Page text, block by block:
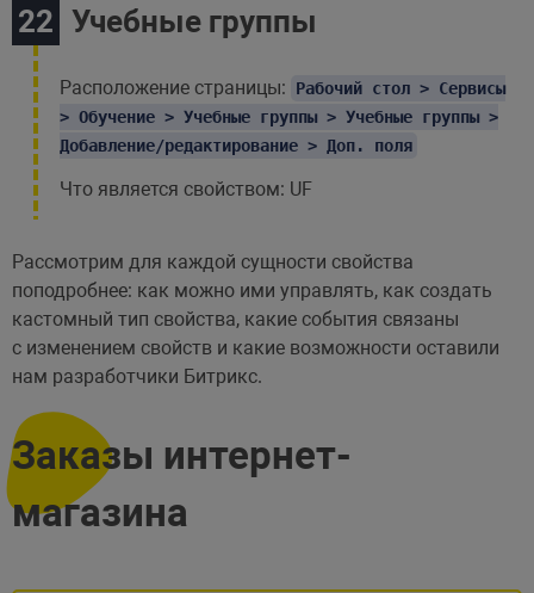
Учебные группы
Расположение страницы:
Рабочий стол > Сервисы
> Обучение > Учебные группы > Учебные группы >
Добавление/редактирование > Доп. поля
Что является свойством: UF
Рассмотрим для каждой сущности свойства
поподробнее: как можно ими управлять, как создать
кастомный тип свойства, какие события связаны
с изменением свойств и какие возможности оставили
нам разработчики Битрикс.
Заказы интернет-
магазина